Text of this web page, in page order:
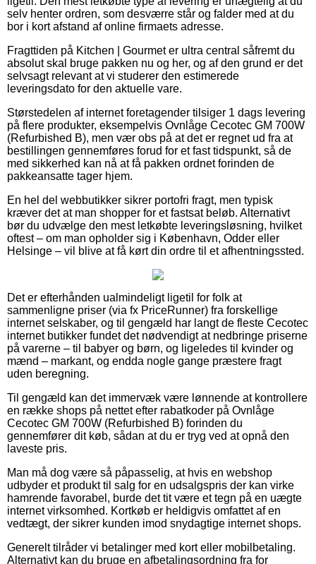
selv henter ordren, som desværre står og falder med at du
bor i kort afstand af online firmaets adresse.
Fragttiden på Kitchen | Gourmet er ultra central såfremt du
absolut skal bruge pakken nu og her, og af den grund er det
selvsagt relevant at vi studerer den estimerede
leveringsdato for den aktuelle vare.
Størstedelen af internet foretagender tilsiger 1 dags levering
på flere produkter, eksempelvis Ovnlåge Cecotec GM 700W
(Refurbished B), men vær obs på at det er regnet ud fra at
bestillingen gennemføres forud for et fast tidspunkt, så de
med sikkerhed kan nå at få pakken ordnet forinden de
pakkeansatte tager hjem.
En hel del webbutikker sikrer portofri fragt, men typisk
kræver det at man shopper for et fastsat beløb. Alternativt
bør du udvælge den mest letkøbte leveringsløsning, hvilket
oftest – om man opholder sig i København, Odder eller
Helsinge – vil blive at få kørt din ordre til et afhentningssted.
Det er efterhånden ualmindeligt ligetil for folk at
sammenligne priser (via fx PriceRunner) fra forskellige
internet selskaber, og til gengæld har langt de fleste Cecotec
internet butikker fundet det nødvendigt at nedbringe priserne
på varerne – til babyer og børn, og ligeledes til kvinder og
mænd – markant, og endda nogle gange præstere fragt
uden beregning.
Til gengæld kan det immervæk være lønnende at kontrollere
en række shops på nettet efter rabatkoder på Ovnlåge
Cecotec GM 700W (Refurbished B) forinden du
gennemfører dit køb, sådan at du er tryg ved at opnå den
laveste pris.
Man må dog være så påpasselig, at hvis en webshop
udbyder et produkt til salg for en udsalgspris der kan virke
hamrende favorabel, burde det tit være et tegn på en uægte
internet virksomhed. Kortkøb er heldigvis omfattet af en
vedtægt, der sikrer kunden imod snydagtige internet shops.
Generelt tilråder vi betalinger med kort eller mobilbetaling.
Alternativt kan du bruge en afbetalingsordning fra for